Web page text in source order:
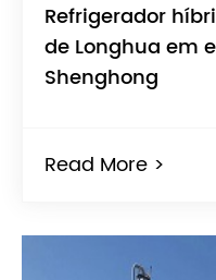
Refrigerador
de Longhua em
Shenghong
Read More >